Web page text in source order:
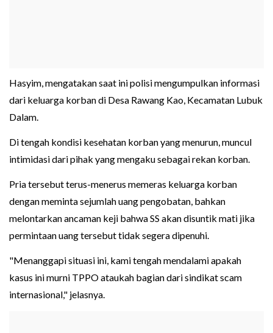
Hasyim, mengatakan saat ini polisi mengumpulkan informasi
dari keluarga korban di Desa Rawang Kao, Kecamatan Lubuk
Dalam.
Di tengah kondisi kesehatan korban yang menurun, muncul
intimidasi dari pihak yang mengaku sebagai rekan korban.
Pria tersebut terus-menerus memeras keluarga korban
dengan meminta sejumlah uang pengobatan, bahkan
melontarkan ancaman keji bahwa SS akan disuntik mati jika
permintaan uang tersebut tidak segera dipenuhi.
"Menanggapi situasi ini, kami tengah mendalami apakah
kasus ini murni TPPO ataukah bagian dari sindikat scam
internasional," jelasnya.